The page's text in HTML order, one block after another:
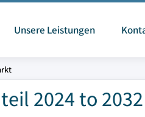
Unsere Leistungen
2024 to 2032